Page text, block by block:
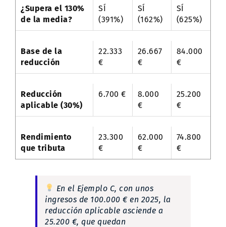
¿Supera el 130%
de la media?
SÍ
(391%)
SÍ
(162%)
SÍ
(625%)
Base de la
reducción
22.333
€
26.667
€
84.000
€
Reducción
aplicable (30%)
6.700 €
8.000
€
25.200
€
Rendimiento
que tributa
23.300
€
62.000
€
74.800
€
En el Ejemplo C, con unos
ingresos de 100.000 € en 2025, la
reducción aplicable asciende a
25.200 €, que quedan